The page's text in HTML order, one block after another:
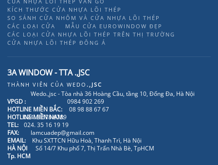
KÍCH THƯỚC CỬA NHỰA LÕI THÉP
SO SÁNH CỬA NHÔM VÀ CỬA NHỰA LÕI THÉP
CÁC LOẠI CỬA
MẪU CỬA EUROWINDOW ĐẸP
CÁC LOẠI CỬA NHỰA LÕI THÉP TRÊN THỊ TRƯỜNG
CỬA NHỰA LÕI THÉP ĐÔNG Á
3A WINDOW - TTA .,JSC
THÀNH VIÊN CỦA WEDO .,JSC
VPGD :
Wedo.,jsc - Tòa nhà 36 Hoàng Cầu, tầng 10, Đống Đa, Hà Nội
HOTLINE MIỀN BẮC:
0984 902 269
HOTLINE MIỀN NAM:
08 98 88 67 67
TEL:
024. 3 678 6789
FAX:
024. 35 16 19 19
EMAIL:
lamcuadep@gmail.com
HÀ NỘI
Khu SXTTCN Hữu Hoà, Thanh Trì, Hà Nội
Tp. HCM
Số 14/7 Khu phố 7, Thị Trấn Nhà Bè, TpHCM